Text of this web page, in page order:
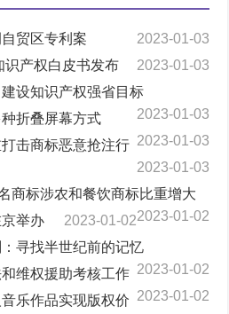
贸区专利案
2023-01-03
识产权白皮书发布
2023-01-03
设知识产权强省目标
2023-01-03
折叠屏幕方式
2023-01-03
击商标恶意抢注行
2023-01-03
商标涉农和餐饮商标比重增大
2023-01-02
京举办
2023-01-02
寻找半世纪前的记忆
2023-01-02
维权援助考核工作
2023-01-02
乐作品实现版权价